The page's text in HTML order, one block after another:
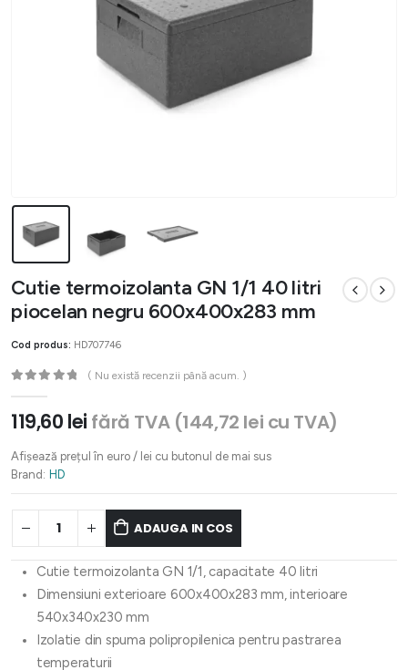
Cutie termoizolanta GN 1/1 40 litri
piocelan negru 600x400x283 mm
Cod produs: HD707746
( Nu există recenzii până acum. )
119,60 lei fără TVA (144,72 lei cu TVA)
Afișează prețul în euro / lei cu butonul de mai sus
Brand: HD
ADAUGA IN COS
Cutie termoizolanta GN 1/1, capacitate 40 litri
Dimensiuni exterioare 600x400x283 mm, interioare
540x340x230 mm
Izolatie din spuma polipropilenica pentru pastrarea
temperaturii